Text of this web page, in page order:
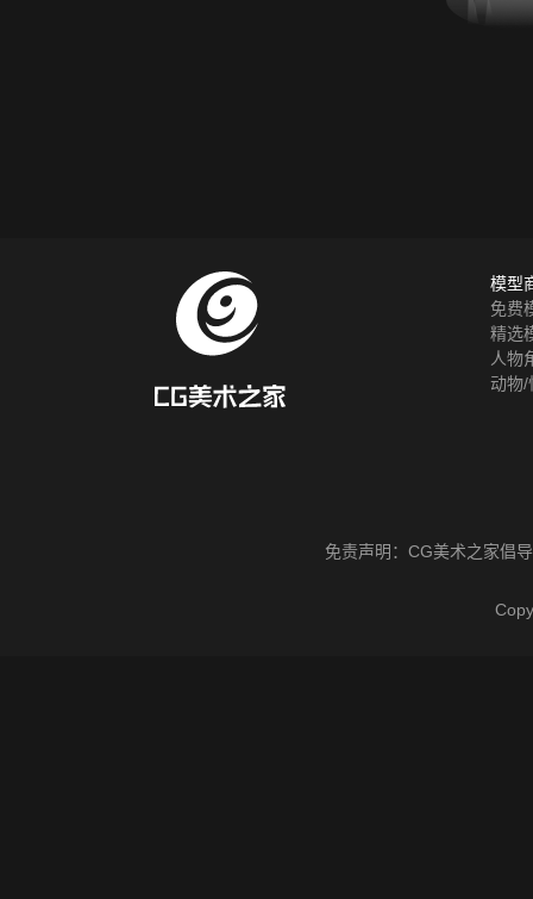
模型
免费
精选
人物
动物/
免责声明： CG美术之家倡